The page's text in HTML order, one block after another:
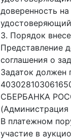
доверенность
удостоверяющий
3. Порядок
Представление
соглашения о
Задаток должен
СБЕРБАНКА
В платежном
участие в